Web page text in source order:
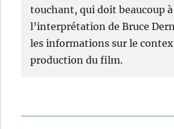
touchant, qui doit beaucoup à
l’interprétation de Bruce
les informations sur le
production du film.